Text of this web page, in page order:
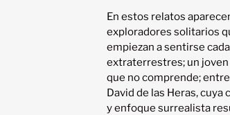
En estos relatos
exploradores solitarios
empiezan a sentirse
extraterrestres; un
que no comprende;
David de las Heras, cuya
y enfoque surrealista